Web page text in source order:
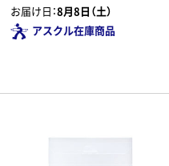
お届け日：8月8日（土）
アスクル在庫商品